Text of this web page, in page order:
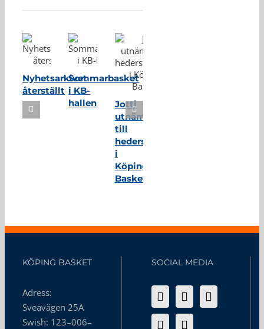
Nyhetsarkivet
återställt
Sommarbasket
i KB-
hallen
Jotti
utnämnd
till
hedersmedlem
i
Köping
Basket
KÖPING BASKET
Adress:
Sveavägen 25A
Swish: 123–006–
SOCIAL MEDIA